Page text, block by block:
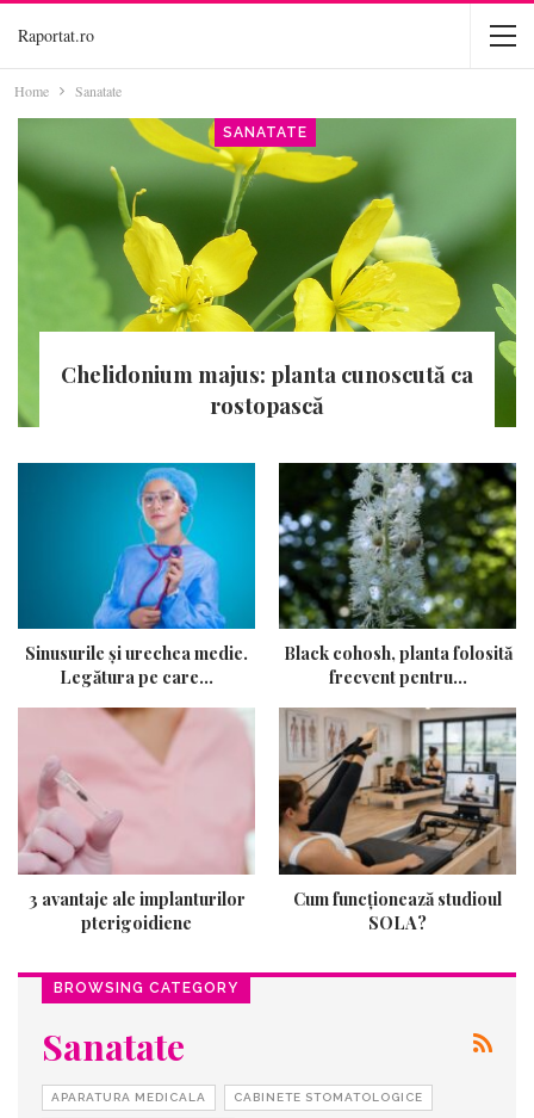
Raportat.ro
Home Sanatate
SANATATE
Chelidonium majus: planta cunoscută ca
rostopască
Sinusurile și urechea medie.
Legătura pe care…
3 avantaje ale implanturilor
pterigoidiene
Black cohosh, planta folosită
frecvent pentru…
Cum funcționează studioul
SOLA?
BROWSING CATEGORY
Sanatate
APARATURA MEDICALA CABINETE STOMATOLOGICE